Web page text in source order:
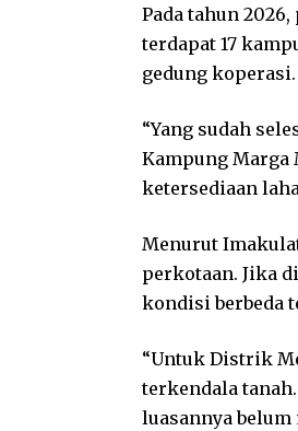
Pada tahun
terdapat 17
gedung koperasi.
“Yang sudah
Kampung Marga
ketersediaan
Menurut
perkotaan. Jika
kondisi berbeda
“Untuk Distrik
terkendala
luasannya